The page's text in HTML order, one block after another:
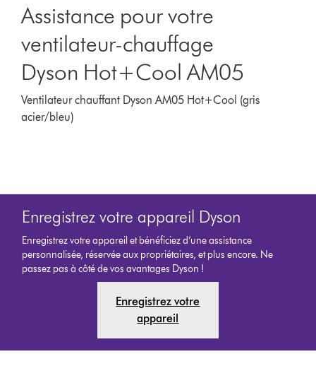
Assistance pour votre
ventilateur-chauffage
Dyson Hot+Cool AM05
Ventilateur chauffant Dyson AM05 Hot+Cool (gris
acier/bleu)
Enregistrez votre appareil Dyson
Enregistrez votre appareil et bénéficiez d’une assistance
personnalisée, réservée aux propriétaires, et plus encore. Ne
passez pas à côté de vos avantages Dyson !
Enregistrez votre
appareil